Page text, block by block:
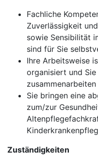
Fachliche
Zuverlässigkeit
sowie Sensibilität
sind für Sie
Ihre Arbeitsweise
organisiert und
zusammenarbeiten
Sie bringen eine
zum/zur
Zuständigkeiten